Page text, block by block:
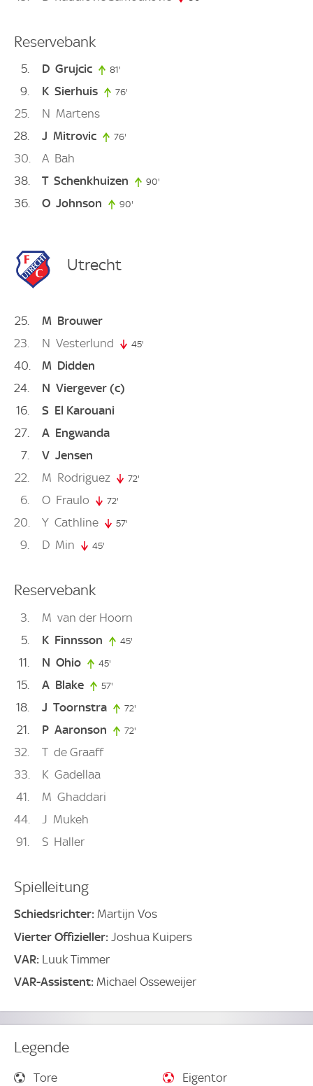
Reservebank
5 D Grujcic 81'
9 K Sierhuis 76'
25 N Martens
28
J Mitrovic 76'
30 A Bah
38
T Schenkhuizen 90'
36 O Johnson 90'
Utrecht
25 M Brouwer
23
N Vesterlund 45'
40 M Didden
24
N Viergever (c)
16
S El Karouani
27
A Engwanda
7
V Jensen
22
M Rodriguez 72'
6 O Fraulo 72'
20 Y Cathline 57'
9 D Min 45'
Reservebank
3 M van der Hoorn
5
K Finnsson 45'
11 N Ohio 45'
15 A Blake 57'
18 J Toornstra 72'
21 P Aaronson 72'
32 T de Graaff
33
K Gadellaa
41
M Ghaddari
44
J Mukeh
91
S Haller
Spielleitung
Schiedsrichter: Martijn Vos
Vierter Offizieller:
Joshua Kuipers
VAR: Luuk Timmer
VAR-Assistent: Michael Osseweijer
Legende
Tore
Eigentor